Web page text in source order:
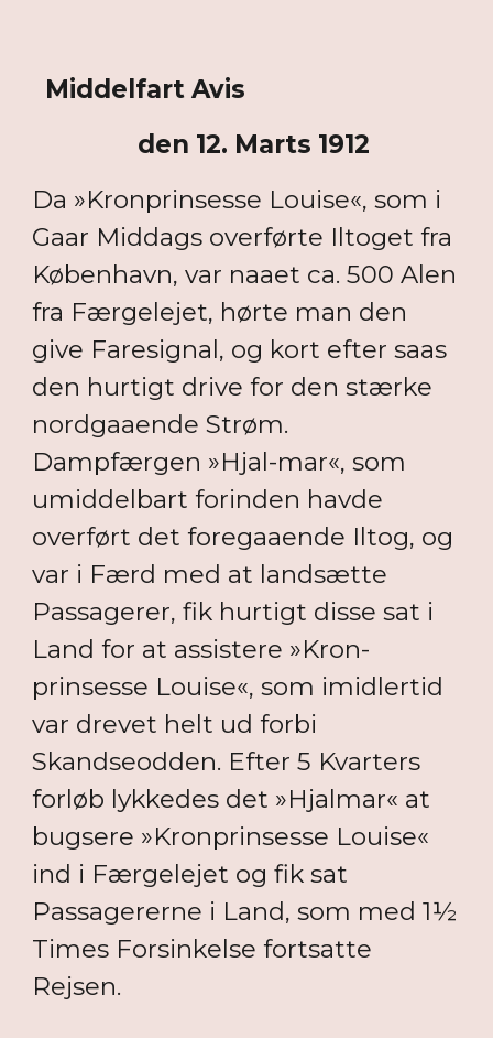
Middelfart Avis
den 12. Marts 1912
Da »Kronprinsesse Louise«, som i
Gaar Middags overførte Iltoget fra
København, var naaet ca. 500 Alen
fra Færgelejet, hørte man den
give Faresignal, og kort efter saas
den hurtigt drive for den stærke
nordgaaende Strøm.
Dampfærgen »Hjal-mar«, som
umiddelbart forinden havde
overført det foregaaende Iltog, og
var i Færd med at landsætte
Passagerer, fik hurtigt disse sat i
Land for at assistere »Kron-
prinsesse Louise«, som imidlertid
var drevet helt ud forbi
Skandseodden. Efter 5 Kvarters
forløb lykkedes det »Hjalmar« at
bugsere »Kronprinsesse Louise«
ind i Færgelejet og fik sat
Passagererne i Land, som med 1½
Times Forsinkelse fortsatte
Rejsen.